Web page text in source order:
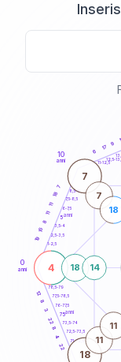
0
anni
10
anni
1-2,5
2,5-3,5
3,5-4
6-7,5
7,5-8,5
8,5-9
11-12,5
12,5-
71-72,5
72,5-73,5
73,5-74
76-77,5
77,5-78,5
78,5-79
19
15
8
11
11
18
7
6
17
9
22
4
8
22
3
8
12
4
7
18
18 14
7
18
11
11
5anni
75anni